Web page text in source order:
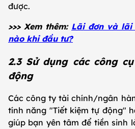
được.
>>> Xem thêm: Lãi đơn và lãi
nào khi đầu tư?
2.3 Sử dụng các công
động
Các công ty tài chính/ngân
tính năng "Tiết kiệm tự động"
giúp bạn yên tâm để tiền sinh